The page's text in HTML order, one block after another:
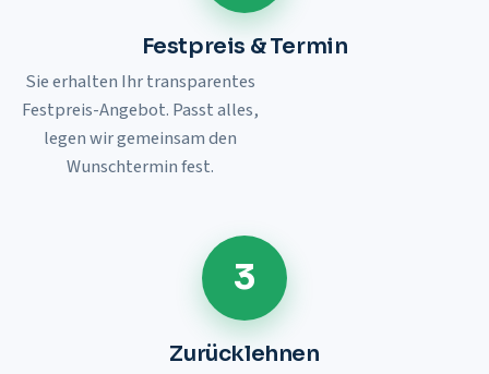
Festpreis & Termin
Sie erhalten Ihr transparentes
Festpreis-Angebot. Passt alles,
legen wir gemeinsam den
Wunschtermin fest.
3
Zurücklehnen